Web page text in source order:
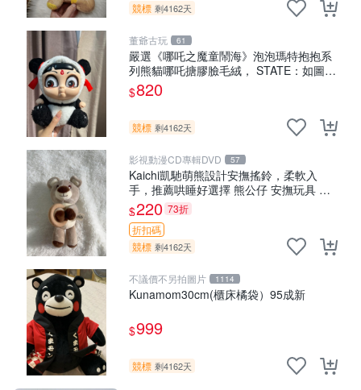
競標 剩4162天
董爺古玩 61
嚴選《哪吒之魔童鬧海》泡泡瑪特抱抱系
列熊貓哪吒搪膠臉毛絨， STATE：如圖顯
示 哪吒 毛絨公仔 泡泡瑪特
$820
競標 剩4162天
影視動漫CD專輯DVD 57
Kaichi凱馳萌熊設計安撫搖鈴，柔軟入
手，推薦哄睡好選擇 熊公仔 安撫玩具 喂
食環
$220 73折
折扣碼
競標 剩4162天
不議價不另拍圖片 1114
Kunamom30cm(櫃床橘袋）95成新
$999
競標 剩4162天